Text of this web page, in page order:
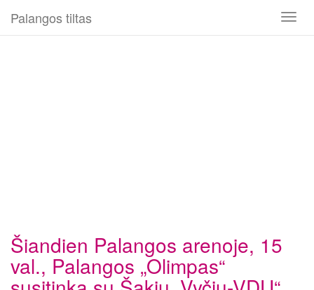
Toggle
Palangos tiltas
Šiandien Palangos arenoje, 15
val., Palangos „Olimpas“